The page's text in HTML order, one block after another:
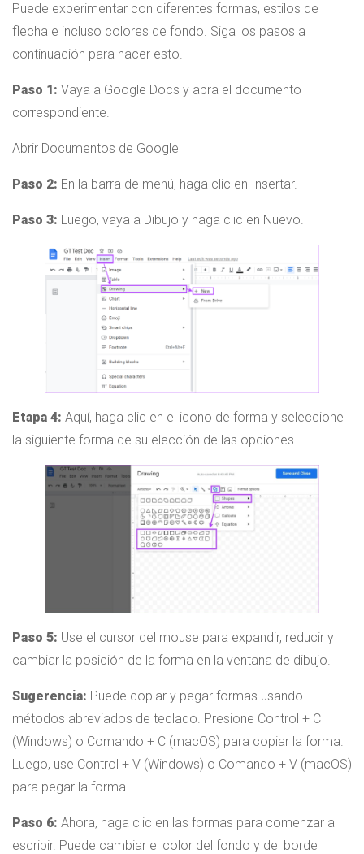
Puede experimentar con diferentes formas, estilos de
flecha e incluso colores de fondo. Siga los pasos a
continuación para hacer esto.
Paso 1: Vaya a Google Docs y abra el documento
correspondiente.
Abrir Documentos de Google
Paso 2: En la barra de menú, haga clic en Insertar.
Paso 3: Luego, vaya a Dibujo y haga clic en Nuevo.
Etapa 4: Aquí, haga clic en el icono de forma y seleccione
la siguiente forma de su elección de las opciones.
Paso 5: Use el cursor del mouse para expandir, reducir y
cambiar la posición de la forma en la ventana de dibujo.
Sugerencia: Puede copiar y pegar formas usando
métodos abreviados de teclado. Presione Control + C
(Windows) o Comando + C (macOS) para copiar la forma.
Luego, use Control + V (Windows) o Comando + V (macOS)
para pegar la forma.
Paso 6: Ahora, haga clic en las formas para comenzar a
escribir. Puede cambiar el color del fondo y del borde